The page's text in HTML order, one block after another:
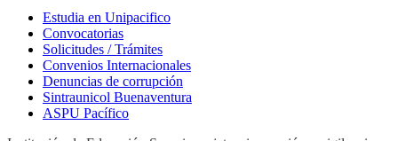
Estudia en Unipacifico
Convocatorias
Solicitudes / Trámites
Convenios Internacionales
Denuncias de corrupción
Sintraunicol Buenaventura
ASPU Pacífico